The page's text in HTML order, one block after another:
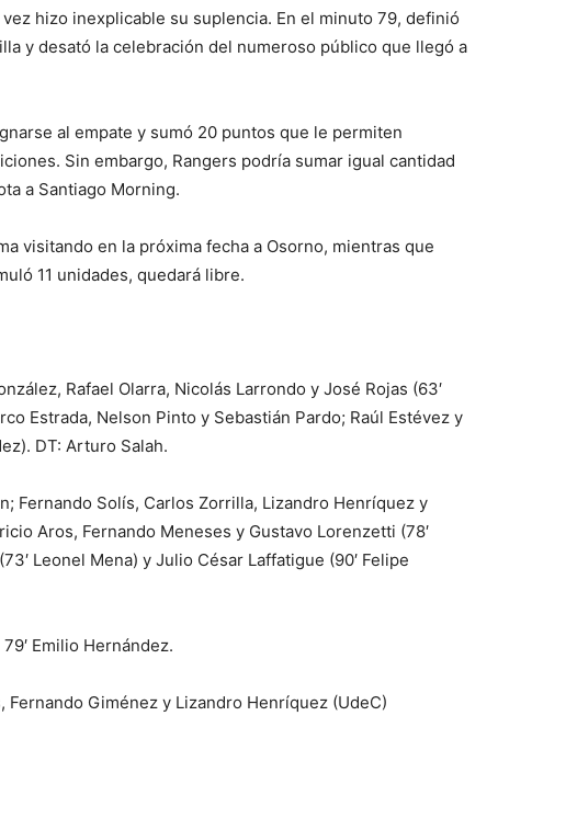
hizo inexplicable su suplencia. En el minuto 79, definió
y desató la celebración del numeroso público que llegó a
al empate y sumó 20 puntos que le permiten
Sin embargo, Rangers podría sumar igual cantidad
a Santiago Morning.
visitando en la próxima fecha a Osorno, mientras que
11 unidades, quedará libre.
Rafael Olarra, Nicolás Larrondo y José Rojas (63′
Estrada, Nelson Pinto y Sebastián Pardo; Raúl Estévez y
DT: Arturo Salah.
Fernando Solís, Carlos Zorrilla, Lizandro Henríquez y
Aros, Fernando Meneses y Gustavo Lorenzetti (78′
Leonel Mena) y Julio César Laffatigue (90′ Felipe
Emilio Hernández.
Fernando Giménez y Lizandro Henríquez (UdeC)